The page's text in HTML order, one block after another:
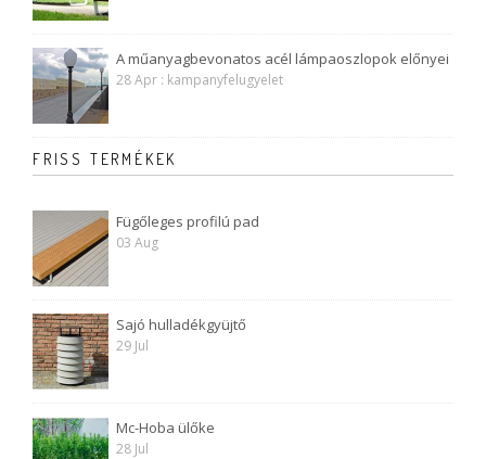
A műanyagbevonatos acél lámpaoszlopok előnyei
28 Apr : kampanyfelugyelet
FRISS TERMÉKEK
Fügőleges profilú pad
03 Aug
Sajó hulladékgyüjtő
29 Jul
Mc-Hoba ülőke
28 Jul